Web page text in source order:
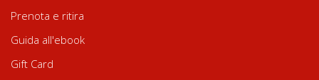
Prenota e ritira
Guida all'ebook
Gift Card